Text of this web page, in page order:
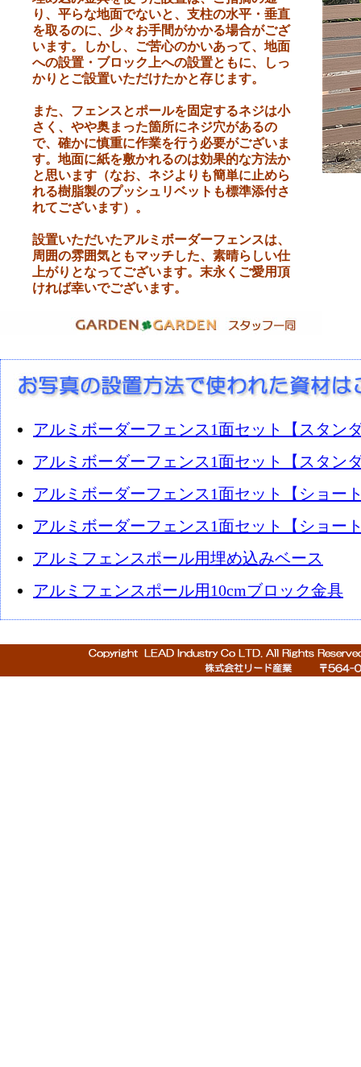
り、平らな地面でないと、支柱の水平・垂直
を取るのに、少々お手間がかかる場合がござ
います。しかし、ご苦心のかいあって、地面
への設置・ブロック上への設置ともに、しっ
かりとご設置いただけたかと存じます。
また、フェンスとポールを固定するネジは小
さく、やや奥まった箇所にネジ穴があるの
で、確かに慎重に作業を行う必要がございま
す。地面に紙を敷かれるのは効果的な方法か
と思います（なお、ネジよりも簡単に止めら
れる樹脂製のプッシュリベットも標準添付さ
れてございます）。
設置いただいたアルミボーダーフェンスは、
周囲の雰囲気ともマッチした、素晴らしい仕
上がりとなってございます。末永くご愛用頂
ければ幸いでございます。
アルミボーダーフェンス1面セット【スタ
アルミボーダーフェンス1面セット【スタ
アルミボーダーフェンス1面セット【ショ
アルミボーダーフェンス1面セット【ショ
アルミフェンスポール用埋め込みベース
アルミフェンスポール用10cmブロック金具